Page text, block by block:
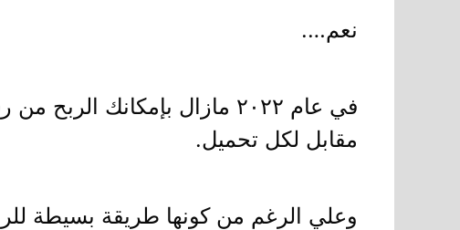
نعم….
في عام ٢٠٢٢ مازال
مقابل لكل تحميل.
وعلي الرغم من كونها طريقة بسيطة